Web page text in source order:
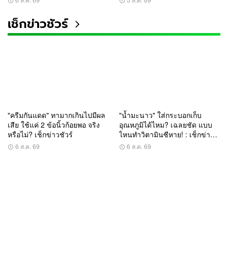
เช็กข่าวชัวร์
"ครีมกันแดด" ทามากเกินไปมีผล
เสีย ใช้แค่ 2 ข้อนิ้วก้อยพอ จริง
หรือไม่? เช็กข่าวชัวร์
6 ส.ค. 69
"น้ำมะนาว" ใส่กระบอกเก็บ
อุณหภูมิได้ไหม? เฉลยชัด แบบ
ไหนทำวิตามินซีหาย! : เช็กข่าว
ชัวร์6 ส.ค. 69